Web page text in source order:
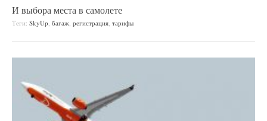
И выбора места в самолете
Теги: SkyUp, багаж, регистрация, тарифы